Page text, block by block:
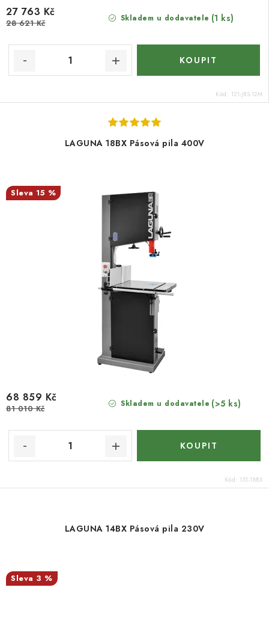
Skladem u dodavatele (1 ks)
27 763 Kč
28 621 Kč
Kód: 121-JBS-12M
LAGUNA 18BX Pásová pila 400V
15 %
Skladem u dodavatele (>5 ks)
68 859 Kč
81 010 Kč
Kód: 151-18BX
LAGUNA 14BX Pásová pila 230V
3 %